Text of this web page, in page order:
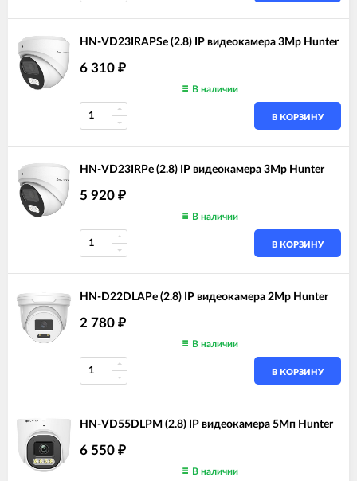
HN-VD23IRAPSe (2.8) IP видеокамера 3Mp Hunter
6 310 ₽
В наличии
В КОРЗИНУ
HN-VD23IRPe (2.8) IP видеокамера 3Mp Hunter
5 920 ₽
В наличии
В КОРЗИНУ
HN-D22DLAPe (2.8) IP видеокамера 2Mp Hunter
2 780 ₽
В наличии
В КОРЗИНУ
HN-VD55DLPM (2.8) IP видеокамера 5Мп Hunter
6 550 ₽
В наличии